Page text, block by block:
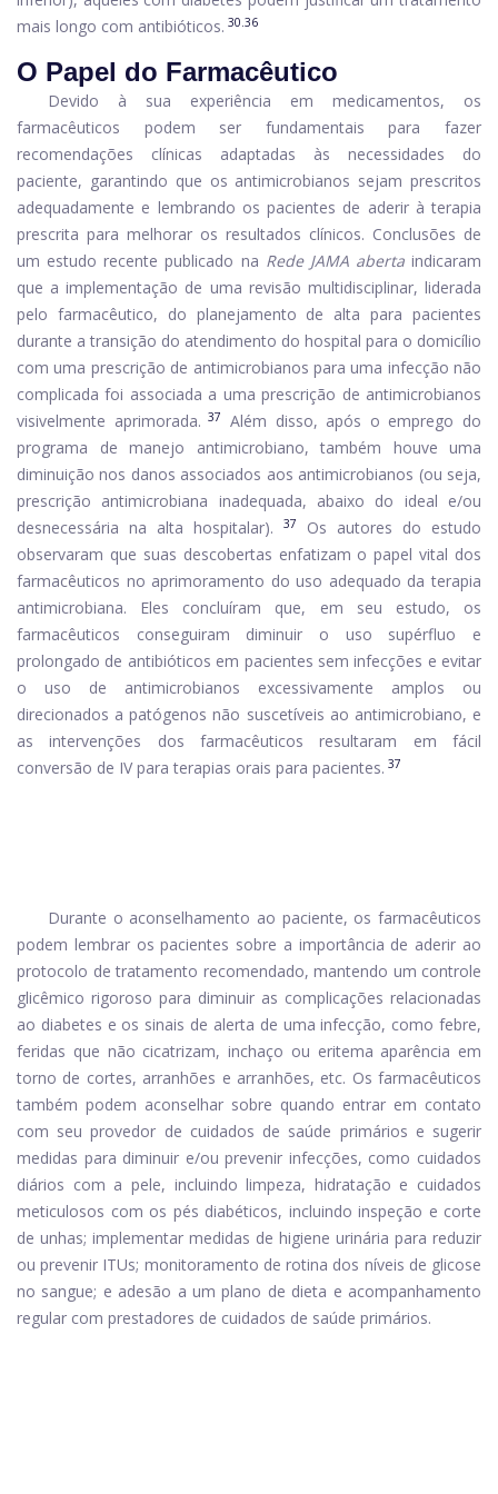
mais longo com antibióticos. 30.36
O Papel do Farmacêutico
Devido à sua experiência em medicamentos, os
farmacêuticos podem ser fundamentais para fazer
recomendações clínicas adaptadas às necessidades do
paciente, garantindo que os antimicrobianos sejam prescritos
adequadamente e lembrando os pacientes de aderir à terapia
prescrita para melhorar os resultados clínicos. Conclusões de
um estudo recente publicado na Rede JAMA abertaindicaram
que a implementação de uma revisão multidisciplinar, liderada
pelo farmacêutico, do planejamento de alta para pacientes
durante a transição do atendimento do hospital para o domicílio
com uma prescrição de antimicrobianos para uma infecção não
complicada foi associada a uma prescrição de antimicrobianos
visivelmente aprimorada. 37
Além disso, após o emprego do
programa de manejo antimicrobiano, também houve uma
diminuição nos danos associados aos antimicrobianos (ou seja,
prescrição antimicrobiana inadequada, abaixo do ideal e/ou
desnecessária na alta hospitalar). 37
Os autores do estudo
observaram que suas descobertas enfatizam o papel vital dos
farmacêuticos no aprimoramento do uso adequado da terapia
antimicrobiana. Eles concluíram que, em seu estudo, os
farmacêuticos conseguiram diminuir o uso supérfluo e
prolongado de antibióticos em pacientes sem infecções e evitar
o uso de antimicrobianos excessivamente amplos ou
direcionados a patógenos não suscetíveis ao antimicrobiano, e
as intervenções dos farmacêuticos resultaram em fácil
conversão de IV para terapias orais para pacientes. 37
Durante o aconselhamento ao paciente, os farmacêuticos
podem lembrar os pacientes sobre a importância de aderir ao
protocolo de tratamento recomendado, mantendo um controle
glicêmico rigoroso para diminuir as complicações relacionadas
ao diabetes e os sinais de alerta de uma infecção, como febre,
feridas que não cicatrizam, inchaço ou eritema aparência em
torno de cortes, arranhões e arranhões, etc. Os farmacêuticos
também podem aconselhar sobre quando entrar em contato
com seu provedor de cuidados de saúde primários e sugerir
medidas para diminuir e/ou prevenir infecções, como cuidados
diários com a pele, incluindo limpeza, hidratação e cuidados
meticulosos com os pés diabéticos, incluindo inspeção e corte
de unhas; implementar medidas de higiene urinária para reduzir
ou prevenir ITUs; monitoramento de rotina dos níveis de glicose
no sangue; e adesão a um plano de dieta e acompanhamento
regular com prestadores de cuidados de saúde primários.